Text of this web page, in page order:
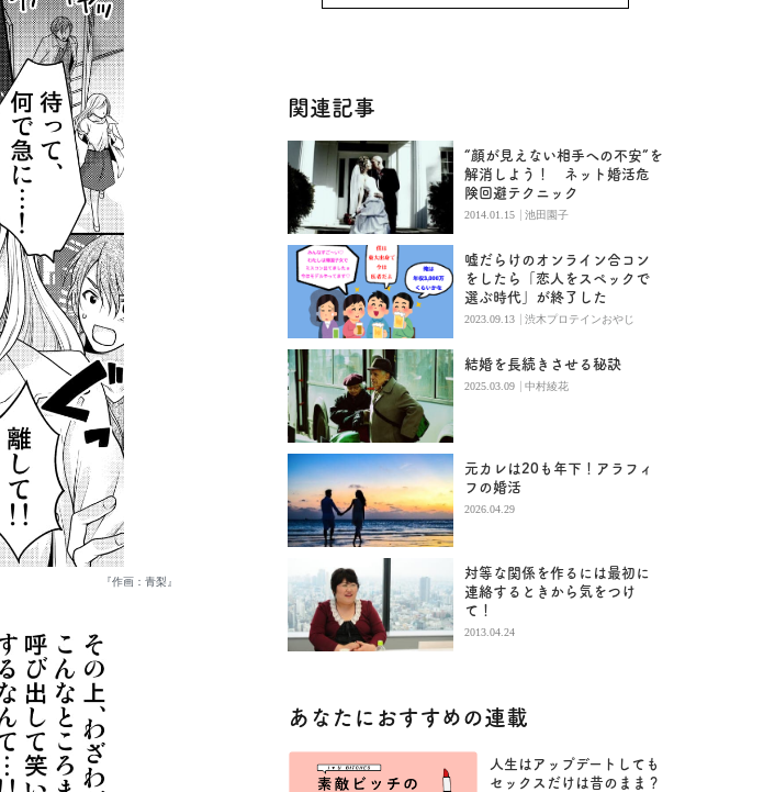
『作画：青梨』
関連記事
“顔が見えない相手への不安”を
解消しよう！ ネット婚活危
険回避テクニック
2014.01.15 | 池田園子
嘘だらけのオンライン合コン
をしたら「恋人をスペックで
選ぶ時代」が終了した
2023.09.13 | 渋木プロテインおやじ
結婚を長続きさせる秘訣
2025.03.09 | 中村綾花
元カレは20も年下！アラフィ
フの婚活
2026.04.29
対等な関係を作るには最初に
連絡するときから気をつけ
て！
2013.04.24
あなたにおすすめの連載
人生はアップデートしても
セックスだけは昔のまま？